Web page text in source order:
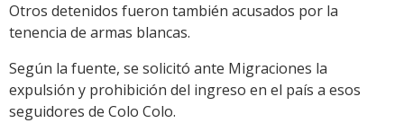
Otros detenidos fueron también acusados por la
tenencia de armas blancas.
Según la fuente, se solicitó ante Migraciones la
expulsión y prohibición del ingreso en el país a esos
seguidores de Colo Colo.